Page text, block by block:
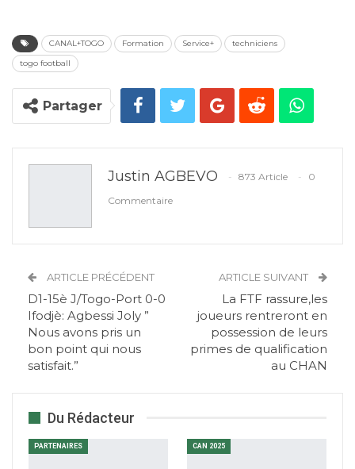
CANAL+TOGO Formation Service+
techniciens
togo football
Partager
Justin AGBEVO 873 Article
0
Commentaire
ARTICLE PRÉCÉDENT
D1-15è J/Togo-Port 0-0
Ifodjè: Agbessi Joly ”
Nous avons pris un
bon point qui nous
satisfait.”
ARTICLE SUIVANT
La FTF rassure,les
joueurs rentreront en
possession de leurs
primes de qualification
au CHAN
Du Rédacteur
PARTENAIRES CAN 2025